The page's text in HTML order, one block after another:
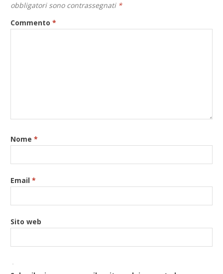
obbligatori sono contrassegnati *
Commento*
Nome*
Email*
Sito web